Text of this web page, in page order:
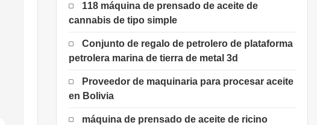
118 máquina de prensado de aceite de
cannabis de tipo simple
Conjunto de regalo de petrolero de plataforma
petrolera marina de tierra de metal 3d
Proveedor de maquinaria para procesar aceite
en Bolivia
máquina de prensado de aceite de ricino